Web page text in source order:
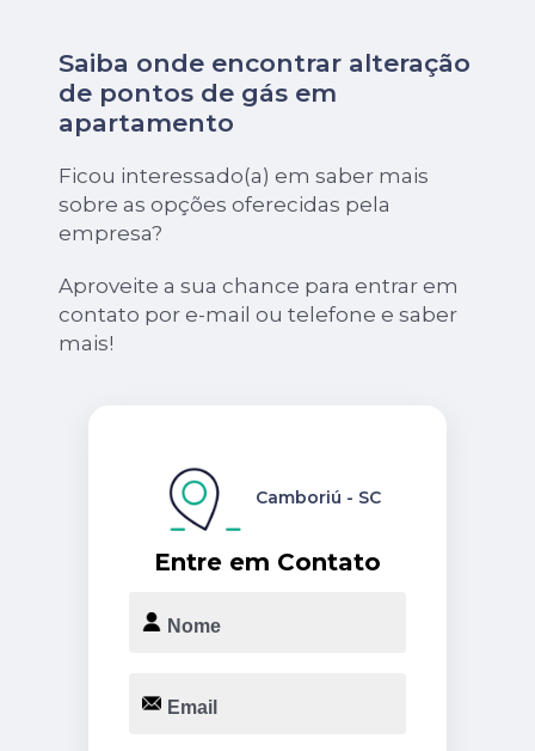
Saiba onde encontrar alteração
de pontos de gás em
apartamento
Ficou interessado(a) em saber mais
sobre as opções oferecidas pela
empresa?
Aproveite a sua chance para entrar em
contato por e-mail ou telefone e saber
mais!
Entre em Contato
Camboriú - SC